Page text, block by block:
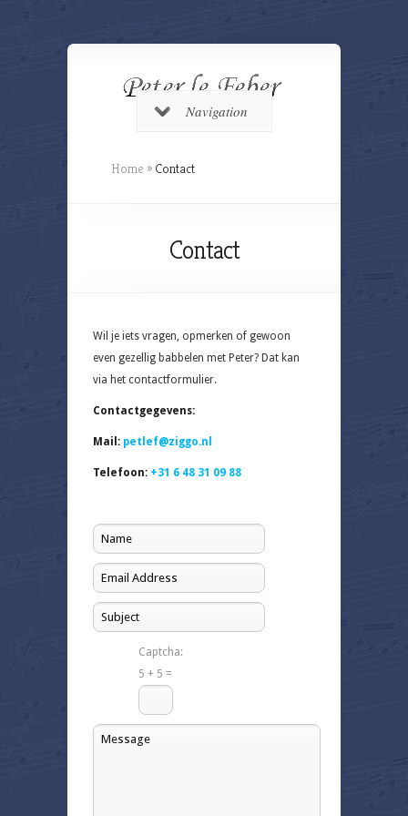
Navigation
Home » Contact
Contact
Wil je iets vragen, opmerken of gewoon
even gezellig babbelen met Peter? Dat kan
via het contactformulier.
Contactgegevens:
Mail: petlef@ziggo.nl
Telefoon: +31 6 48 31 09 88
Captcha:
5 + 5 =